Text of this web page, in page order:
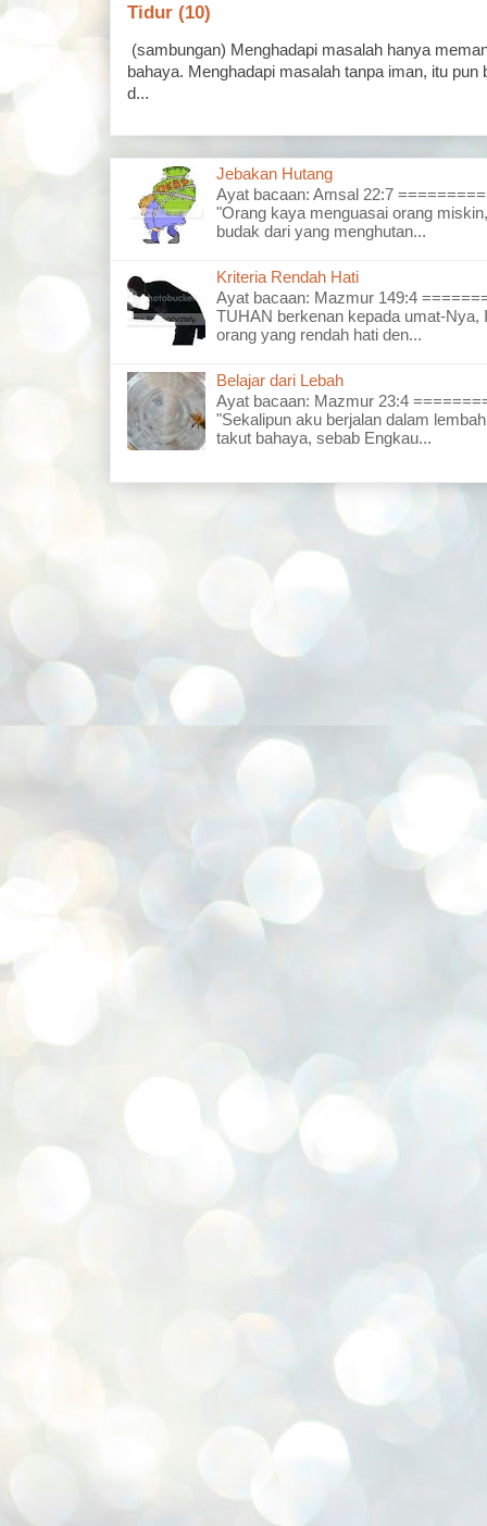
Tidur (10)
(sambungan) Menghadapi masalah hanya
bahaya. Menghadapi masalah tanpa iman, itu
d...
Jebakan Hutang
Ayat bacaan: Amsal 22:7
"Orang kaya menguasai orang
budak dari yang menghutan...
Kriteria Rendah Hati
Ayat bacaan: Mazmur 149:4
TUHAN berkenan kepada umat-Nya,
orang yang rendah hati den...
Belajar dari Lebah
Ayat bacaan: Mazmur 23:4
"Sekalipun aku berjalan dalam
takut bahaya, sebab Engkau...